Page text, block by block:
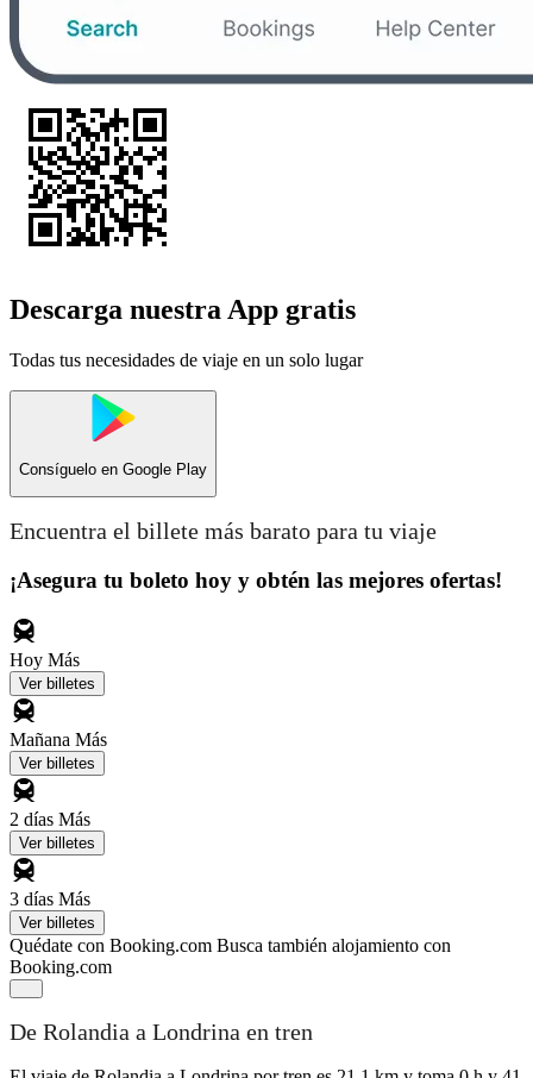
Descarga nuestra App gratis
Todas tus necesidades de viaje en un solo lugar
Consíguelo en Google Play
Encuentra el billete más barato para tu viaje
¡Asegura tu boleto hoy y obtén las mejores ofertas!
Hoy Más
Ver billetes
Mañana Más
Ver billetes
2 días Más
Ver billetes
3 días Más
Ver billetes
Quédate con Booking.com Busca también alojamiento con
Booking.com
De Rolandia a Londrina en tren